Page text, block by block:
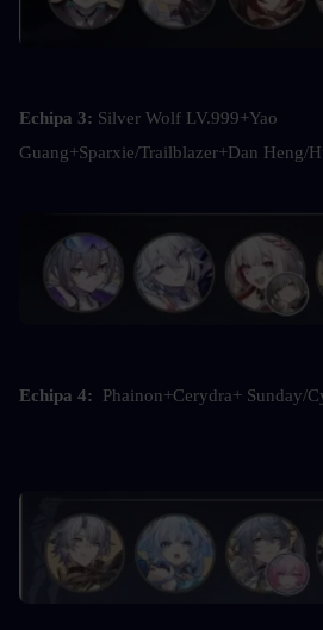
Echipa 3: Silver Wolf LV.999+Yao
Guang+Sparxie/Trailblazer+Dan Heng/
Echipa 4: Phainon+Cerydra+ Sunday/